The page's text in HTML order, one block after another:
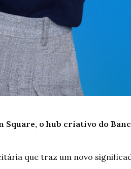
Square, o hub criativo do
que traz um novo